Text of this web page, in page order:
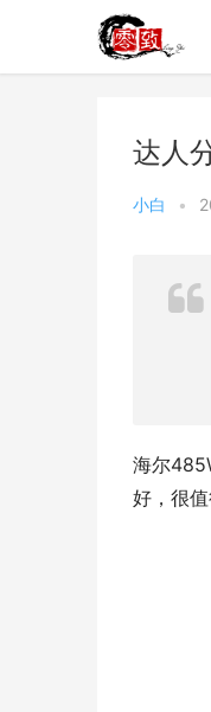
达人
小白 •
海尔
好，很